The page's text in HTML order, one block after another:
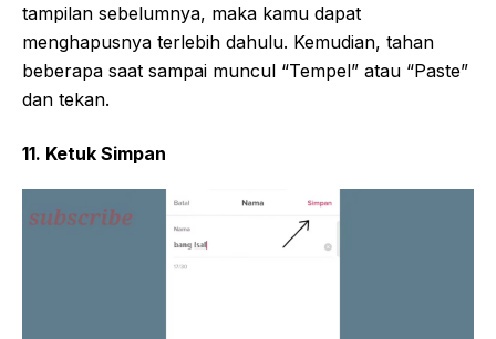
tampilan sebelumnya, maka kamu dapat
menghapusnya terlebih dahulu. Kemudian, tahan
beberapa saat sampai muncul “Tempel” atau “Paste”
dan tekan.
11. Ketuk Simpan